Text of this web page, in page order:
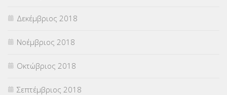
Δεκέμβριος 2018
Νοέμβριος 2018
Οκτώβριος 2018
Σεπτέμβριος 2018